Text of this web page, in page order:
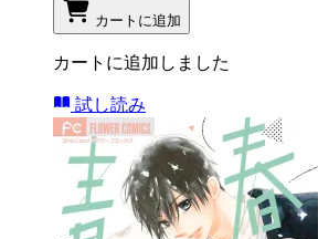
カートに追加
カートに追加しました
試し読み